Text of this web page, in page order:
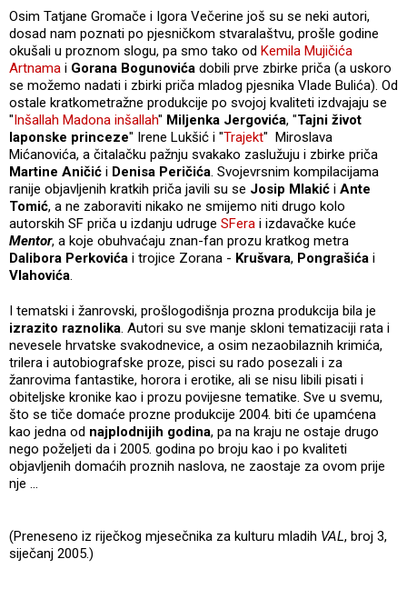
Osim Tatjane Gromače i Igora Večerine još su se neki autori,
dosad nam poznati po pjesničkom stvaralaštvu, prošle godine
okušali u proznom slogu, pa smo tako od Kemila Mujičića
Artnama i Gorana Bogunovića dobili prve zbirke priča (a uskoro
se možemo nadati i zbirki priča mladog pjesnika Vlade Bulića). Od
ostale kratkometražne produkcije po svojoj kvaliteti izdvajaju se
" Inšallah Madona inšallah" Miljenka Jergovića, "Tajni život
laponske princeze" Irene Lukšić i "Trajekt" Miroslava
Mićanovića, a čitalačku pažnju svakako zaslužuju i zbirke priča
Martine Aničić i Denisa Peričića. Svojevrsnim kompilacijama
ranije objavljenih kratkih priča javili su se Josip Mlakić i Ante
Tomić, a ne zaboraviti nikako ne smijemo niti drugo kolo
autorskih SF priča u izdanju udruge SFera i izdavačke kuće
Mentor, a koje obuhvaćaju znan-fan prozu kratkog metra
Dalibora Perkovića i trojice Zorana - Krušvara, Pongrašića i
Vlahovića.
I tematski i žanrovski, prošlogodišnja prozna produkcija bila je
izrazito raznolika. Autori su sve manje skloni tematizaciji rata i
nevesele hrvatske svakodnevice, a osim nezaobilaznih krimića,
trilera i autobiografske proze, pisci su rado posezali i za
žanrovima fantastike, horora i erotike, ali se nisu libili pisati i
obiteljske kronike kao i prozu povijesne tematike. Sve u svemu,
što se tiče domaće prozne produkcije 2004. biti će upamćena
kao jedna od najplodnijih godina, pa na kraju ne ostaje drugo
nego poželjeti da i 2005. godina po broju kao i po kvaliteti
objavljenih domaćih proznih naslova, ne zaostaje za ovom prije
nje ...
(Preneseno iz riječkog mjesečnika za kulturu mladih VAL, broj 3,
siječanj 2005.)